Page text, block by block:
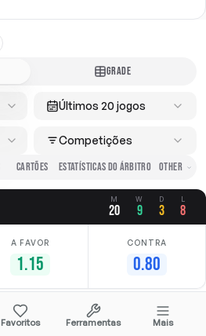
GRADE
Últimos 20 jogos
Competições
CARTÕES ESTATÍSTICAS DO ÁRBITRO
M
20
W
9
D
3
L
8
A FAVOR
1.15
CONTRA
0.80
Fora Competição
Favoritos Ferramentas Mais